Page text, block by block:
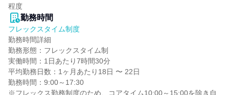
程度
勤務時間
フレックスタイム制度
勤務時間詳細
勤務形態：フレックスタイム制
実働時間：1日あたり7時間30分
平均勤務日数：1ヶ月あたり18日 〜 22日
勤務時間：9:00～17:30
※フレックス勤務制度のため、コアタイム10:00～15:00を除き自